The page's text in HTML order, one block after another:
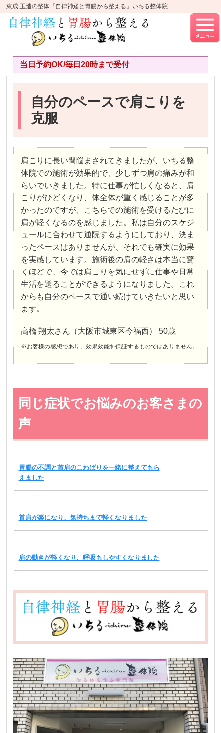
東成,玉造の整体『自律神経と胃腸から整える』いちる整体院
当日予約OK/毎日20時まで受付
自分のペースで肩こりを
克服
肩こりに長い間悩まされてきましたが、いちる整
体院での施術が効果的で、少しずつ肩の痛みが和
らいでいきました。特に仕事が忙しくなると、肩
こりがひどくなり、体全体が重く感じることが多
かったのですが、こちらでの施術を受けるたびに
肩が軽くなるのを感じました。私は自分のスケジ
ュールに合わせて通院するようにしており、決ま
ったペースはありませんが、それでも確実に効果
を実感しています。施術後の肩の軽さは本当に驚
くほどで、今では肩こりを気にせずに仕事や日常
生活を送ることができるようになりました。これ
からも自分のペースで通い続けていきたいと思い
ます。
高橋 翔太さん（大阪市城東区今福西） 50歳
※お客様の感想であり、効果効能を保証するものではありません。
同じ症状でお悩みのお客さまの
声
胃腸の不調と首肩のこわばりを一緒に整えてもら
えました
首肩が楽になり、気持ちまで軽くなりました
肩の動きが軽くなり、呼吸もしやすくなりました